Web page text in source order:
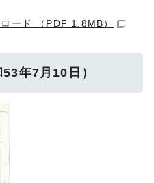
ード （PDF 1.8MB）
年7月10日）